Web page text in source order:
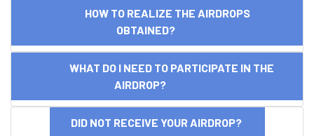
HOW TO REALIZE THE AIRDROPS
OBTAINED?
WHAT DO I NEED TO PARTICIPATE IN THE
AIRDROP?
DID NOT RECEIVE YOUR AIRDROP?